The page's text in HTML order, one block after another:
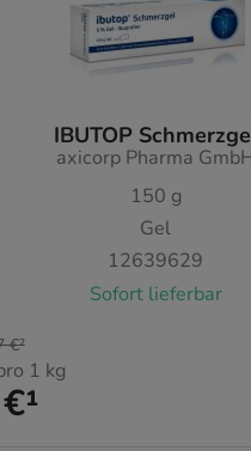
IBUTOP
axicorp Pharma
150 g
Gel
12639629
Sofort lieferbar
¹
€²
1 kg